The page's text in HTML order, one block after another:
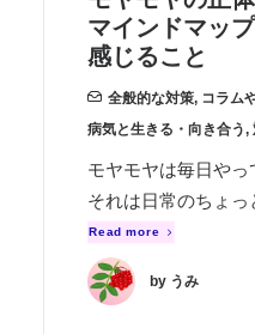
マインドマッ
感じること
全般的な対策, コラム
病気と生きる・向き合う,
モヤモヤは毎日やっ
それは日常のちょっ
Read more
by うみ